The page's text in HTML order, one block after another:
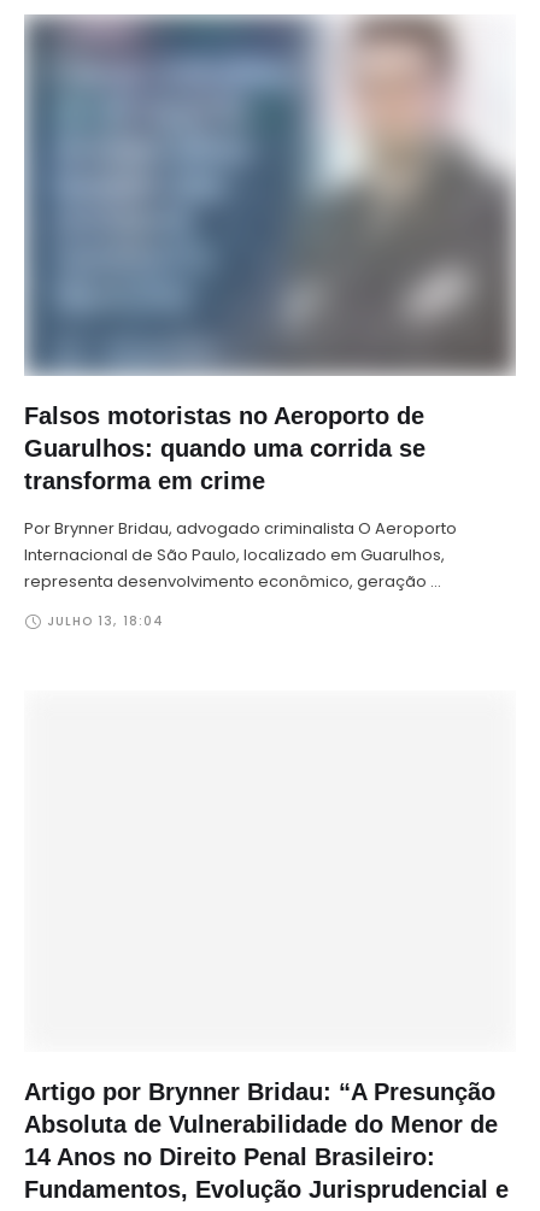
Falsos motoristas no Aeroporto de
Guarulhos: quando uma corrida se
transforma em crime
Por Brynner Bridau, advogado criminalista O Aeroporto
Internacional de São Paulo, localizado em Guarulhos,
representa desenvolvimento econômico, geração …
JULHO 13, 18:04
Artigo por Brynner Bridau: “A Presunção
Absoluta de Vulnerabilidade do Menor de
14 Anos no Direito Penal Brasileiro:
Fundamentos, Evolução Jurisprudencial e